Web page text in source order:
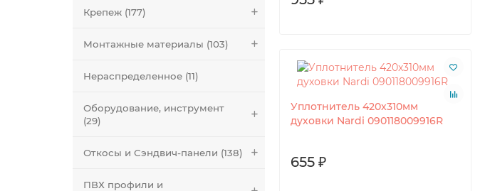
Крепеж (177)
Монтажные материалы (103)
Нераспределенное (11)
Оборудование, инструмент
(29)
Откосы и Сэндвич-панели (138)
ПВХ профили и
Уплотнитель 420x310мм
духовки Nardi 090118009916R
655 ₽